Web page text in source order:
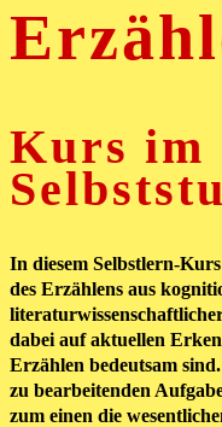
Kurs im
In diesem Selbstlern-
des Erzählens aus
dabei auf aktuellen
Erzählen bedeutsam
zu bearbeitenden
zum einen die